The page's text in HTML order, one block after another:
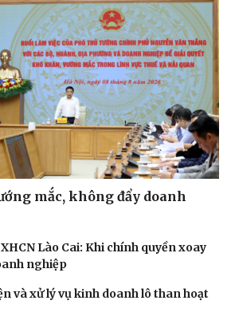
mắc, không đẩy doanh
Lào Cai: Khi chính quyền xoay
nghiệp
và xử lý vụ kinh doanh lô than hoạt